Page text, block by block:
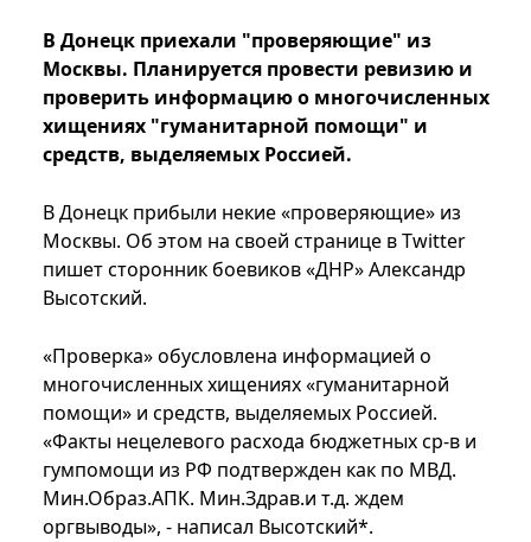
В Донецк приехали "проверяющие" из
Москвы. Планируется провести ревизию и
проверить информацию о многочисленных
хищениях "гуманитарной помощи" и
средств, выделяемых Россией.
В Донецк прибыли некие «проверяющие» из
Москвы. Об этом на своей странице в Twitter
пишет сторонник боевиков «ДНР» Александр
Высотский.
«Проверка» обусловлена информацией о
многочисленных хищениях «гуманитарной
помощи» и средств, выделяемых Россией.
«Факты нецелевого расхода бюджетных ср-в и
гумпомощи из РФ подтвержден как по МВД.
Мин.Образ.АПК. Мин.Здрав.и т.д. ждем
оргвыводы», - написал Высотский*.